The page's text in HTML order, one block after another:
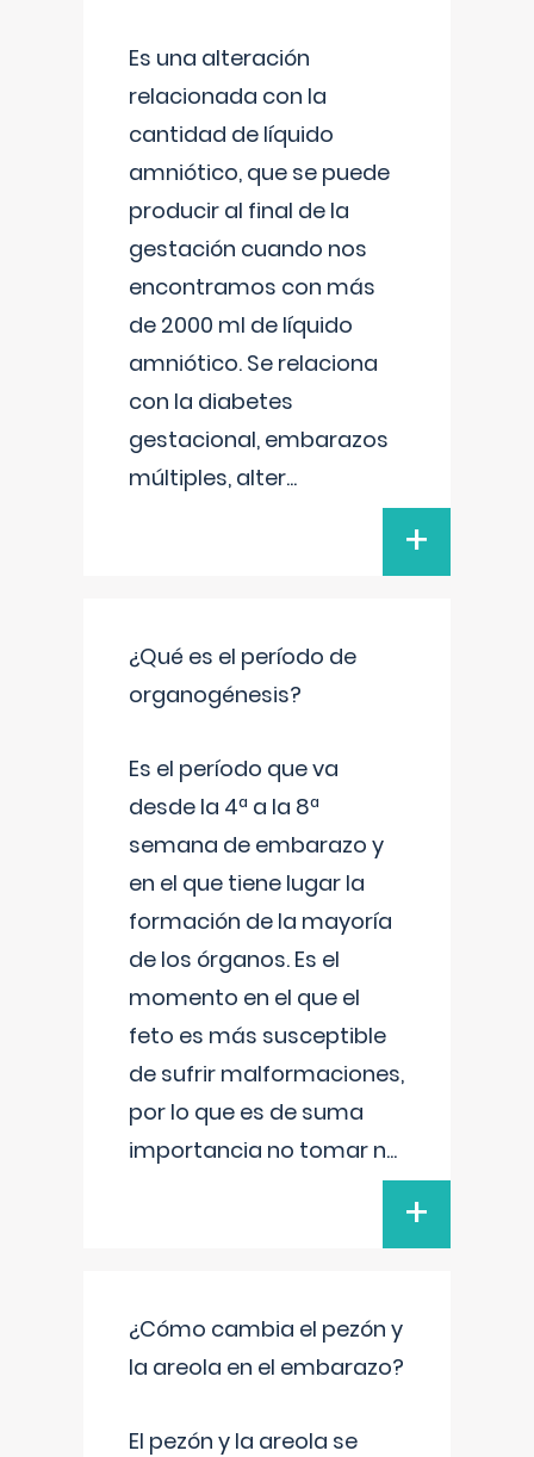
Es una alteración
relacionada con la
cantidad de líquido
amniótico, que se puede
producir al final de la
gestación cuando nos
encontramos con más
de 2000 ml de líquido
amniótico. Se relaciona
con la diabetes
gestacional, embarazos
múltiples, alter...
+
¿Qué es el período de
organogénesis?
Es el período que va
desde la 4ª a la 8ª
semana de embarazo y
en el que tiene lugar la
formación de la mayoría
de los órganos. Es el
momento en el que el
feto es más susceptible
de sufrir malformaciones,
por lo que es de suma
importancia no tomar n...
+
¿Cómo cambia el pezón y
la areola en el embarazo?
El pezón y la areola se